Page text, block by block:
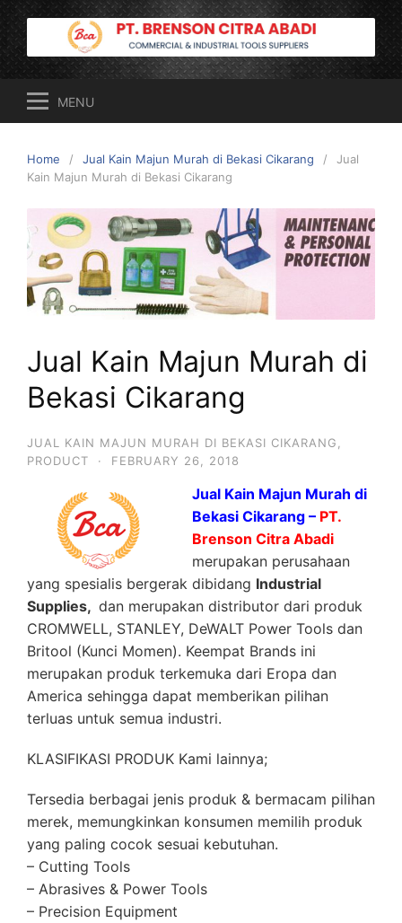
Skip
content
MENU
Home Jual Kain Majun Murah di Bekasi Cikarang
Jual
Kain Majun Murah di Bekasi Cikarang
Jual Kain Majun Murah di
Bekasi Cikarang
JUAL KAIN MAJUN MURAH DI BEKASI CIKARANG
PRODUCT
· FEBRUARY 26, 2018
Jual Kain Majun Murah di
Bekasi Cikarang – PT.
Brenson Citra Abadi
merupakan perusahaan
yang spesialis bergerak dibidang Industrial
Supplies, dan merupakan distributor dari produk
CROMWELL, STANLEY, DeWALT Power Tools dan
Britool (Kunci Momen). Keempat Brands ini
merupakan produk terkemuka dari Eropa dan
America sehingga dapat memberikan pilihan
terluas untuk semua industri.
KLASIFIKASI PRODUK Kami lainnya;
Tersedia berbagai jenis produk & bermacam pilihan
merek, memungkinkan konsumen memilih produk
yang paling cocok sesuai kebutuhan.
– Cutting Tools
– Abrasives & Power Tools
– Precision Equipment